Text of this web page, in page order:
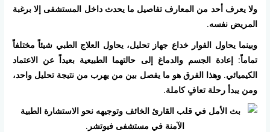
ولا يعرف أحد من المعارف تفاصيل ما يحدث داخل المستشفى إلا برغبة
المريض نفسه.
وبينما يحاول الفوار خداع جهاز تحليل، يحاول العلاج الطبي شيئاً مختلفاً
تماماً: إعادة الجسم والدماغ إلى حالتهما الطبيعية بعيداً عن الاعتماد
الكيميائي. وهذا الفرق هو ما يفصل بين من يهرب من نتيجة تحليل واحد،
ومن يبدأ رحلة تعافٍ كاملة.